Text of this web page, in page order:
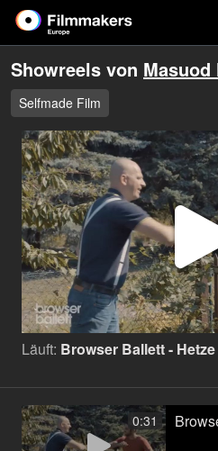
Showreels von Masuod
Selfmade Film
Läuft: Browser Ballett -
0:31